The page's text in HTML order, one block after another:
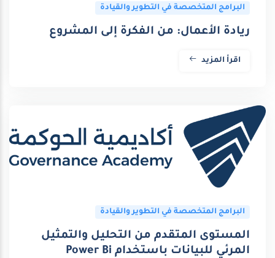
البرامج المتخصصة في التطوير والقيادة
ريادة الأعمال: من الفكرة إلى المشروع
اقرأ المزيد
البرامج المتخصصة في التطوير والقيادة
المستوى المتقدم من التحليل والتمثيل
المرئي للبيانات باستخدام Power Bi